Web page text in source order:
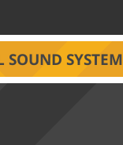
SYSTEM